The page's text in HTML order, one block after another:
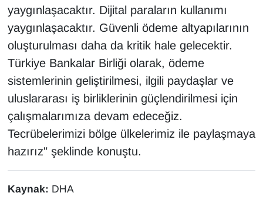
yaygınlaşacaktır. Dijital paraların kullanımı
yaygınlaşacaktır. Güvenli ödeme altyapılarının
oluşturulması daha da kritik hale gelecektir.
Türkiye Bankalar Birliği olarak, ödeme
sistemlerinin geliştirilmesi, ilgili paydaşlar ve
uluslararası iş birliklerinin güçlendirilmesi için
çalışmalarımıza devam edeceğiz.
Tecrübelerimizi bölge ülkelerimiz ile paylaşmaya
hazırız" şeklinde konuştu.
Kaynak: DHA